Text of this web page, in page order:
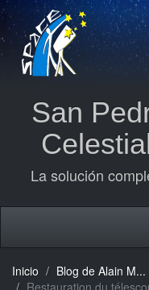
San
La solución
Inicio Blog de Alain M...
Restauration du